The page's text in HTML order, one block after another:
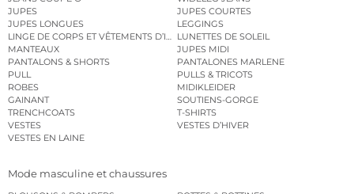
JUPES
JUPES COURTES
JUPES LONGUES
LEGGINGS
LINGE DE CORPS ET VÊTEMENTS D’INTÉRIEURLUNETTES DE SOLEIL
MANTEAUX
JUPES MIDI
PANTALONS & SHORTS
PANTALONES MARLENE
PULL
PULLS & TRICOTS
ROBES
MIDIKLEIDER
GAINANT
SOUTIENS-GORGE
TRENCHCOATS
T-SHIRTS
VESTES
VESTES D’HIVER
VESTES EN LAINE
Mode masculine et chaussures